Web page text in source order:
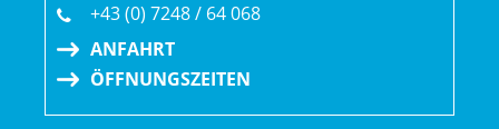
+43 (0) 7248 / 64 068
ANFAHRT
ÖFFNUNGSZEITEN